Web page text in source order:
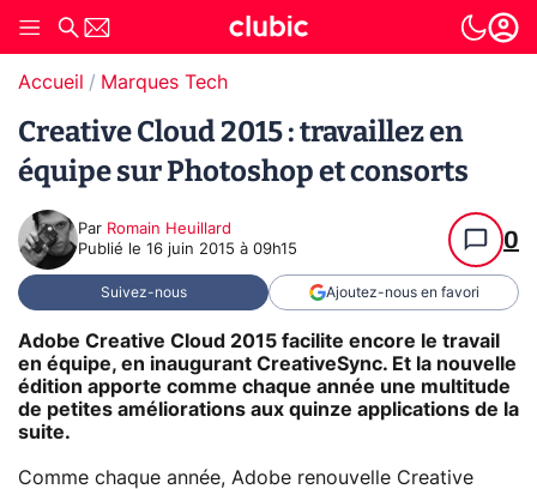
Accueil Marques Tech
Creative Cloud 2015 : travaillez en
équipe sur Photoshop et consorts
Par Romain Heuillard
Publié le 16 juin 2015 à 09h15 0
Suivez-nous Ajoutez-nous en favori
Adobe Creative Cloud 2015 facilite encore le travail
en équipe, en inaugurant CreativeSync. Et la nouvelle
édition apporte comme chaque année une multitude
de petites améliorations aux quinze applications de la
suite.
Comme chaque année, Adobe renouvelle Creative